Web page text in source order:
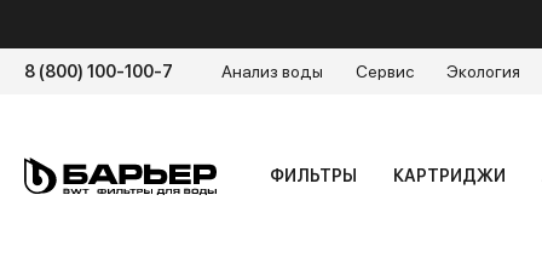
8 (800) 100-100-7 Анализ воды Сервис Экология
ФИЛЬТРЫ КАРТРИДЖИ